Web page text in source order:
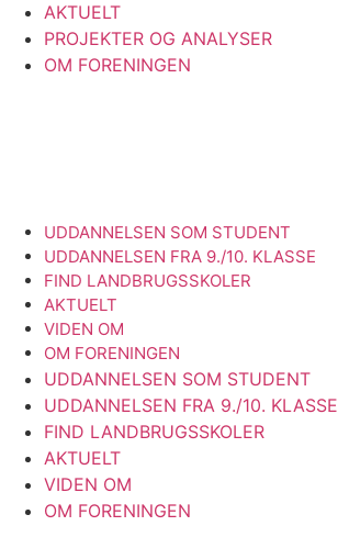
AKTUELT
PROJEKTER OG ANALYSER
OM FORENINGEN
UDDANNELSEN SOM STUDENT
UDDANNELSEN FRA 9./10. KLASSE
FIND LANDBRUGSSKOLER
AKTUELT
VIDEN OM
OM FORENINGEN
UDDANNELSEN SOM STUDENT
UDDANNELSEN FRA 9./10. KLASSE
FIND LANDBRUGSSKOLER
AKTUELT
VIDEN OM
OM FORENINGEN